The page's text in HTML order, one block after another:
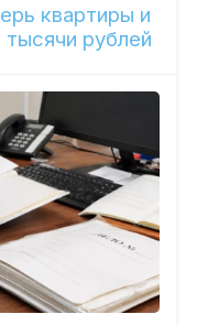
квартиры и
рублей